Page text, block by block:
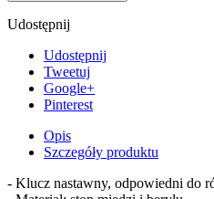
Udostępnij
Udostępnij
Tweetuj
Google+
Pinterest
Opis
Szczegóły produktu
- Klucz nastawny, odpowiedni do